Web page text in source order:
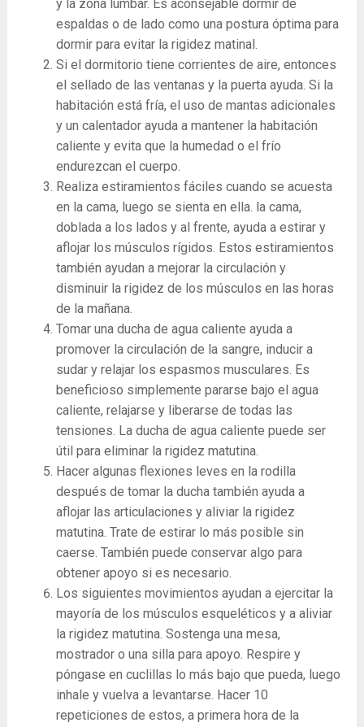
y la zona lumbar. Es aconsejable dormir de
espaldas o de lado como una postura óptima para
dormir para evitar la rigidez matinal.
Si el dormitorio tiene corrientes de aire, entonces
el sellado de las ventanas y la puerta ayuda. Si la
habitación está fría, el uso de mantas adicionales
y un calentador ayuda a mantener la habitación
caliente y evita que la humedad o el frío
endurezcan el cuerpo.
Realiza estiramientos fáciles cuando se acuesta
en la cama, luego se sienta en ella. la cama,
doblada a los lados y al frente, ayuda a estirar y
aflojar los músculos rígidos. Estos estiramientos
también ayudan a mejorar la circulación y
disminuir la rigidez de los músculos en las horas
de la mañana.
Tomar una ducha de agua caliente ayuda a
promover la circulación de la sangre, inducir a
sudar y relajar los espasmos musculares. Es
beneficioso simplemente pararse bajo el agua
caliente, relajarse y liberarse de todas las
tensiones. La ducha de agua caliente puede ser
útil para eliminar la rigidez matutina.
Hacer algunas flexiones leves en la rodilla
después de tomar la ducha también ayuda a
aflojar las articulaciones y aliviar la rigidez
matutina. Trate de estirar lo más posible sin
caerse. También puede conservar algo para
obtener apoyo si es necesario.
Los siguientes movimientos ayudan a ejercitar la
mayoría de los músculos esqueléticos y a aliviar
la rigidez matutina. Sostenga una mesa,
mostrador o una silla para apoyo. Respire y
póngase en cuclillas lo más bajo que pueda, luego
inhale y vuelva a levantarse. Hacer 10
repeticiones de estos, a primera hora de la